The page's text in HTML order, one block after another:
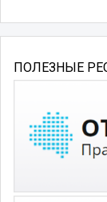
ПОЛЕЗНЫЕ